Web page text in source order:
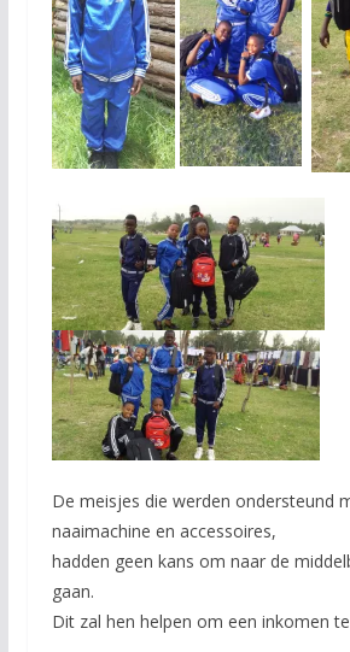
De meisjes die werden ondersteund
naaimachine en accessoires,
hadden geen kans om naar de
gaan.
Dit zal hen helpen om een ​​inkomen